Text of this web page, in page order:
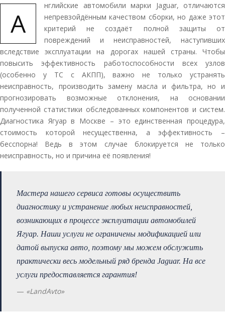
А
нглийские автомобили марки Jaguar, отличаются
непревзойдённым качеством сборки, но даже этот
критерий не создаёт полной защиты от
повреждений и неисправностей, наступивших
вследствие эксплуатации на дорогах нашей страны. Чтобы
повысить эффективность работоспособности всех узлов
(особенно у ТС с АКПП), важно не только устранять
неисправность, производить замену масла и фильтра, но и
прогнозировать возможные отклонения, на основании
полученной статистики обследованных компонентов и систем.
Диагностика Ягуар в Москве – это единственная процедура,
стоимость которой несущественна, а эффективность –
бесспорна! Ведь в этом случае блокируется не только
неисправность, но и причина её появления!
Мастера нашего сервиса готовы осуществить
диагностику и устранение любых неисправностей,
возникающих в процессе эксплуатации автомобилей
Ягуар. Наши услуги не ограничены модификацией или
датой выпуска авто, поэтому мы можем обслужить
практически весь модельный ряд бренда Jaguar. На все
услуги предоставляется гарантия!
«LandAvto»